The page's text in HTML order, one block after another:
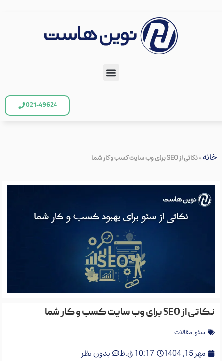
021-49624
خانه»نکاتی از SEO برای وب سایت کسب و کار شما
نکاتی از SEO برای وب سایت کسب و کار شما
سئو,مقالات
مهر 15, 1404 10:17 ق.ظ بدون نظر